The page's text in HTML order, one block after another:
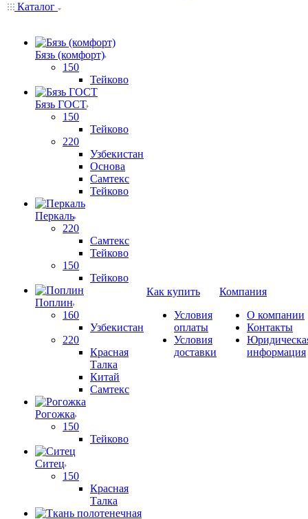
Каталог
Бязь (комфорт)
150
Тейково
Бязь ГОСТ
150
Тейково
220
Узбекистан
Основа
Самтекс
Тейково
Перкаль
220
Самтекс
Тейково
150
Тейково
Поплин
160
Узбекистан
220
Красная
Талка
Китай
Самтекс
Рогожка
150
Тейково
Ситец
150
Красная
Талка
Как купить
Условия
оплаты
Условия
доставки
Компания
О компании
Контакты
информация